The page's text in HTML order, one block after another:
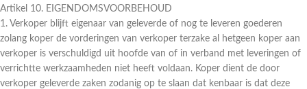
Artikel 10. EIGENDOMSVOORBEHOUD
1. Verkoper blijft eigenaar van geleverde of nog te leveren goederen
zolang koper de vorderingen van verkoper terzake al hetgeen koper aan
verkoper is verschuldigd uit hoofde van of in verband met leveringen of
verrichtte werkzaamheden niet heeft voldaan. Koper dient de door
verkoper geleverde zaken zodanig op te slaan dat kenbaar is dat deze